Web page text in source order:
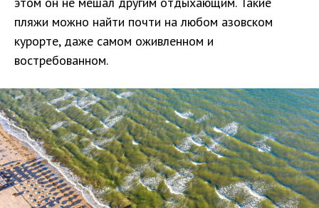
пляжи можно найти почти на любом азовском
курорте, даже самом оживленном и
востребованном.